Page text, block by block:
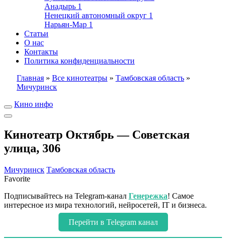
Анадырь 1
Ненецкий автономный округ 1
Нарьян-Мар 1
Статьи
О нас
Контакты
Политика конфиденциальности
Главная » Все кинотеатры » Тамбовская область »
Мичуринск
Кино инфо
Кинотеатр Октябрь — Советская
улица, 306
Мичуринск Тамбовская область
Favorite
Подписывайтесь на Telegram-канал Генережка! Самое
интересное из мира технологий, нейросетей, IT и бизнеса.
Перейти в Telegram канал